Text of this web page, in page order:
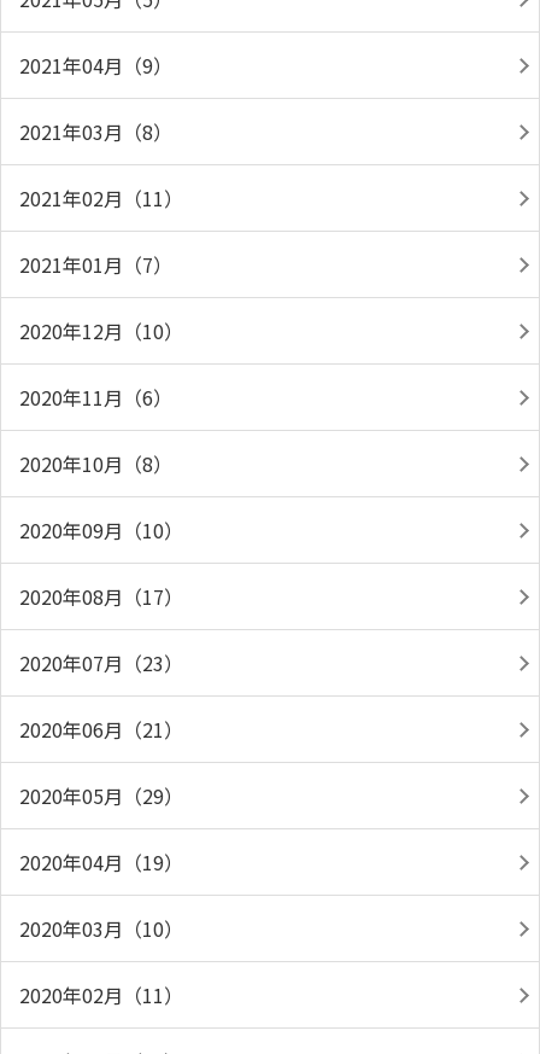
2021年04月（9）
2021年03月（8）
2021年02月（11）
2021年01月（7）
2020年12月（10）
2020年11月（6）
2020年10月（8）
2020年09月（10）
2020年08月（17）
2020年07月（23）
2020年06月（21）
2020年05月（29）
2020年04月（19）
2020年03月（10）
2020年02月（11）